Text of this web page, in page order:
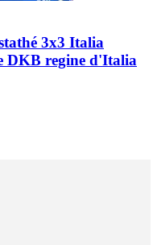
3x3 Italia
DKB regine d'Italia